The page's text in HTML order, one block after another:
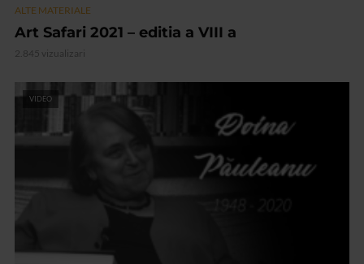
ALTE MATERIALE
Art Safari 2021 – editia a VIII a
2.845 vizualizari
VIDEO